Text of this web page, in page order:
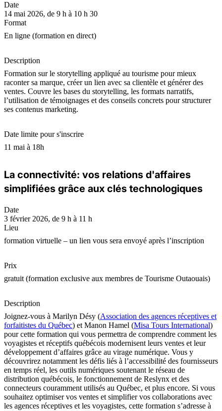
Date
14 mai 2026, de 9 h à 10 h 30
Format
En ligne (formation en direct)
Description
Formation sur le storytelling appliqué au tourisme pour mieux
raconter sa marque, créer un lien avec sa clientèle et générer des
ventes. Couvre les bases du storytelling, les formats narratifs,
l’utilisation de témoignages et des conseils concrets pour structurer
ses contenus marketing.
Date limite pour s'inscrire
11 mai à 18h
La connectivité: vos relations d'affaires
simplifiées grâce aux clés technologiques
Date
3 février 2026, de 9 h à 11 h
Lieu
formation virtuelle – un lien vous sera envoyé après l’inscription
Prix
gratuit (formation exclusive aux membres de Tourisme Outaouais)
Description
Joignez-vous à Marilyn Désy (Association des agences réceptives et
forfaitistes du Québec) et Manon Hamel (Misa Tours International)
pour cette formation qui vous permettra de comprendre comment les
voyagistes et réceptifs québécois modernisent leurs ventes et leur
développement d’affaires grâce au virage numérique. Vous y
découvrirez notamment les défis liés à l’accessibilité des fournisseurs
en temps réel, les outils numériques soutenant le réseau de
distribution québécois, le fonctionnement de Reslynx et des
connecteurs couramment utilisés au Québec, et plus encore. Si vous
souhaitez optimiser vos ventes et simplifier vos collaborations avec
les agences réceptives et les voyagistes, cette formation s’adresse à